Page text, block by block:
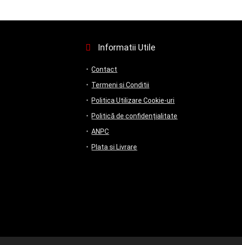
Informatii Utile
Contact
Termeni si Conditii
Politica Utilizare Cookie-uri
Politică de confidențialitate
ANPC
Plata si Livrare